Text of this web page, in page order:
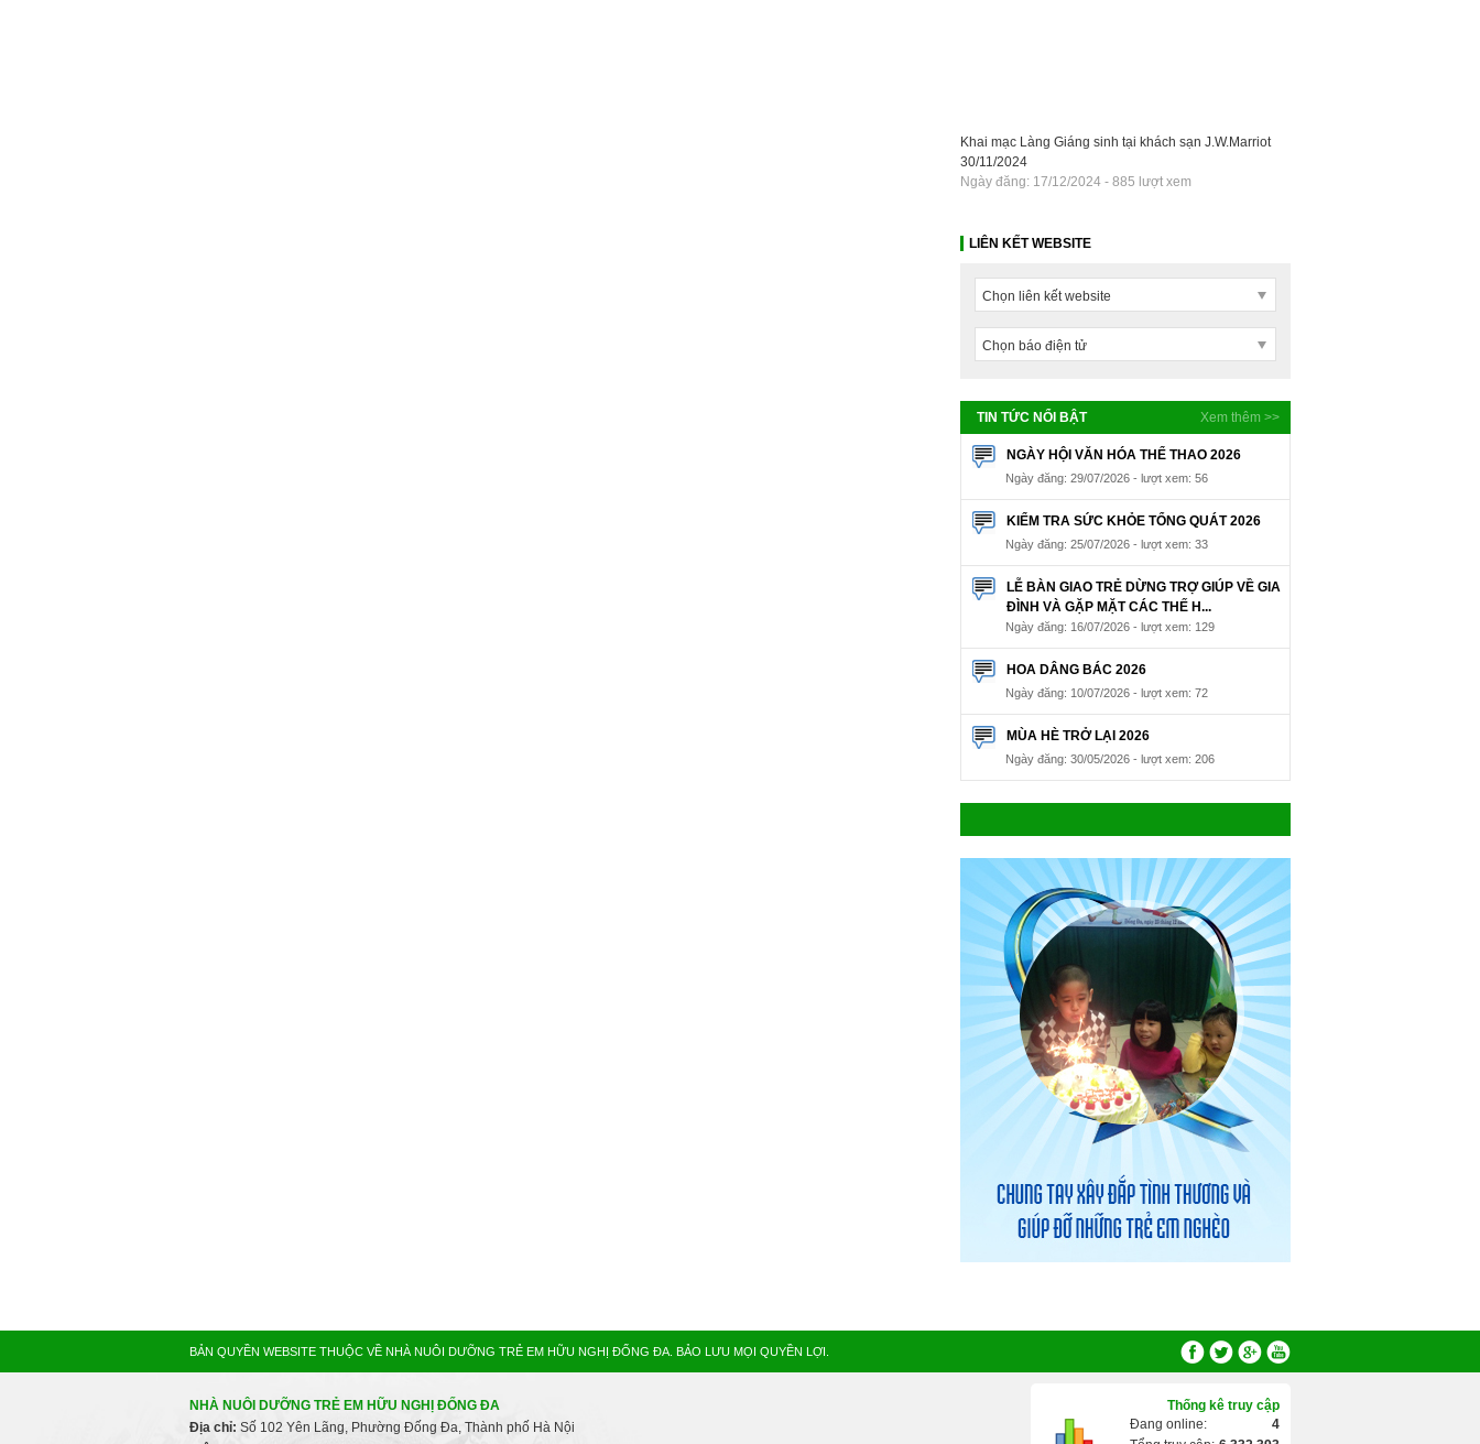
Khai mạc Làng Giáng sinh tại khách sạn J.W.Marriot
30/11/2024
Ngày đăng: 17/12/2024 - 885 lượt xem
LIÊN KẾT WEBSITE
Chọn liên kết website
Chọn báo điện tử
TIN TỨC NỔI BẬT Xem thêm >>
NGÀY HỘI VĂN HÓA THỂ THAO 2026
Ngày đăng: 29/07/2026 - lượt xem: 56
KIỂM TRA SỨC KHỎE TỔNG QUÁT 2026
Ngày đăng: 25/07/2026 - lượt xem: 33
LỄ BÀN GIAO TRẺ DỪNG TRỢ GIÚP VỀ GIA
ĐÌNH VÀ GẶP MẶT CÁC THẾ H...
Ngày đăng: 16/07/2026 - lượt xem: 129
HOA DÂNG BÁC 2026
Ngày đăng: 10/07/2026 - lượt xem: 72
MÙA HÈ TRỞ LẠI 2026
Ngày đăng: 30/05/2026 - lượt xem: 206
BẢN QUYỀN WEBSITE THUỘC VỀ NHÀ NUÔI DƯỠNG TRẺ EM HỮU NGHỊ ĐỐNG ĐA. BẢO LƯU MỌI QUYỀN LỢI.
NHÀ NUÔI DƯỠNG TRẺ EM HỮU NGHỊ ĐỐNG ĐA
Địa chỉ: Số 102 Yên Lãng, Phường Đống Đa, Thành phố Hà Nội
Thống kê truy cập
Đang online:
4